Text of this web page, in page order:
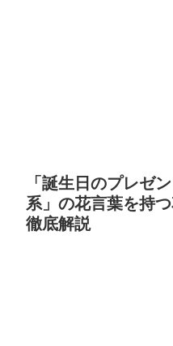
「誕生日のプレゼ
系」の花言葉を持
徹底解説